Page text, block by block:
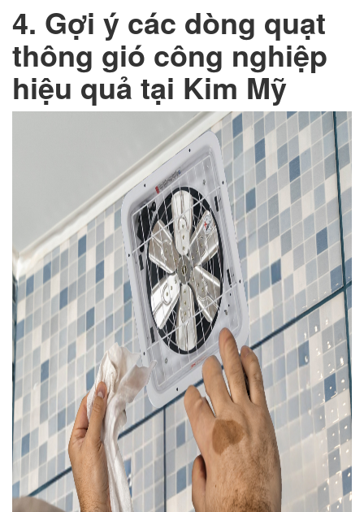
4. Gợi ý các dòng quạt
thông gió công nghiệp
hiệu quả tại Kim Mỹ